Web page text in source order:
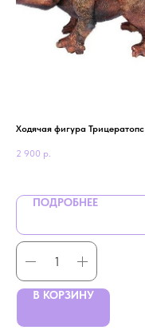
Ходячая фигура Трицератопс
2 900 р.
ПОДРОБНЕЕ
В КОРЗИНУ